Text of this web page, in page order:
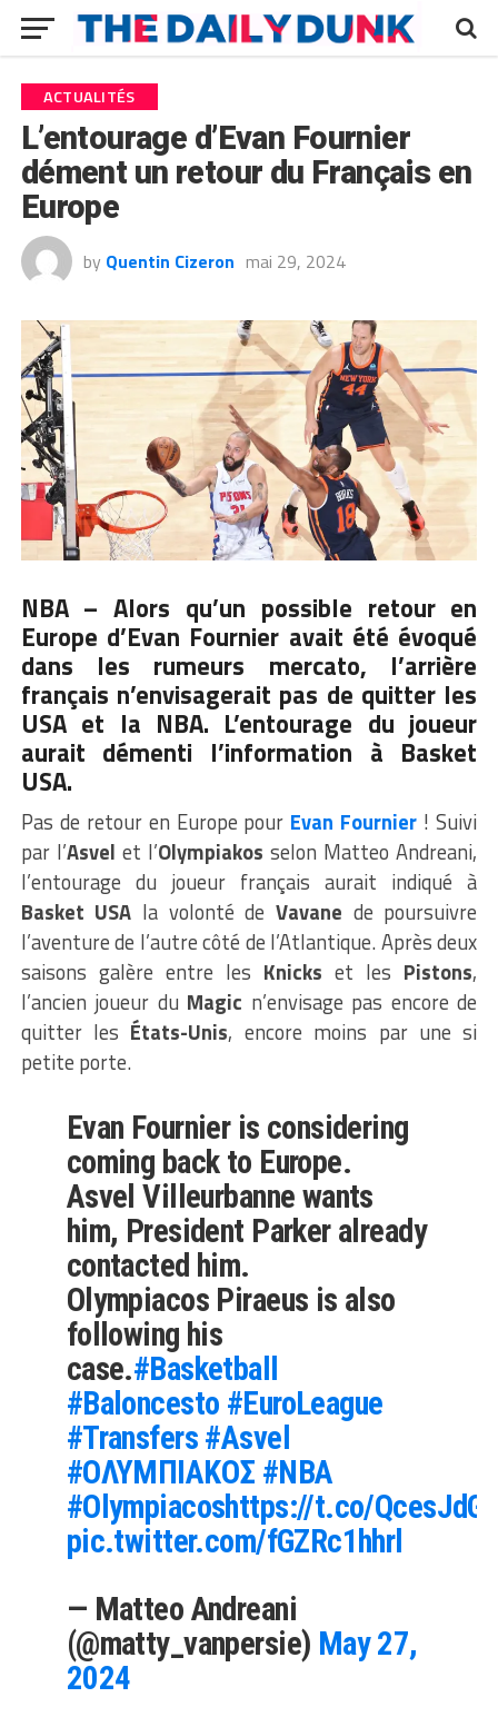
ACTUALITÉS
L’entourage d’Evan Fournier
dément un retour du Français en
Europe
by Quentin Cizeron mai 29, 2024
NBA – Alors qu’un possible retour en
Europe d’Evan Fournier avait été évoqué
dans les rumeurs mercato, l’arrière
français n’envisagerait pas de quitter les
USA et la NBA. L’entourage du joueur
aurait démenti l’information à Basket
USA.
Pas de retour en Europe pour Evan Fournier ! Suivi
par l’Asvel et l’Olympiakos selon Matteo Andreani,
l’entourage du joueur français aurait indiqué à
Basket USA la volonté de Vavane de poursuivre
l’aventure de l’autre côté de l’Atlantique. Après deux
saisons galère entre les Knicks et les Pistons,
l’ancien joueur du Magic n’envisage pas encore de
quitter les États-Unis, encore moins par une si
petite porte.
Evan Fournier is considering
coming back to Europe.
Asvel Villeurbanne wants
him, President Parker already
contacted him.
Olympiacos Piraeus is also
following his
case.#Basketball
#Baloncesto #EuroLeague
#Transfers #Asvel
#ΟΛΥΜΠΙΑΚΟΣ #NBA
#Olympiacoshttps://t.co/
pic.twitter.com/fGZRc1hhrl
— Matteo Andreani
(@matty_vanpersie) May 27,
2024